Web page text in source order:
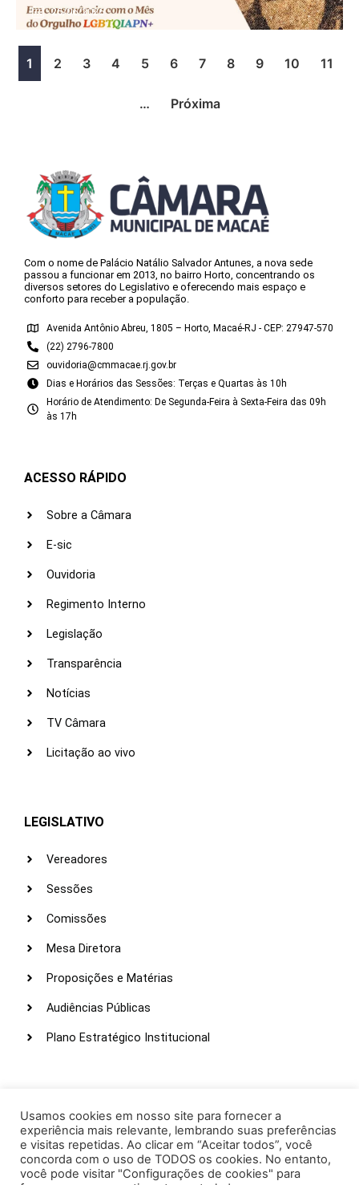
25/06/2026
1 2 3 4 5 6 7 8 9 10 11
… Próxima
Com o nome de Palácio Natálio Salvador Antunes, a nova sede
passou a funcionar em 2013, no bairro Horto, concentrando os
diversos setores do Legislativo e oferecendo mais espaço e
conforto para receber a população.
Avenida Antônio Abreu, 1805 – Horto, Macaé-RJ - CEP: 27947-570
(22) 2796-7800
ouvidoria@cmmacae.rj.gov.br
Dias e Horários das Sessões: Terças e Quartas às 10h
Horário de Atendimento: De Segunda-Feira à Sexta-Feira das 09h
às 17h
ACESSO RÁPIDO
Sobre a Câmara
E-sic
Ouvidoria
Regimento Interno
Legislação
Transparência
Notícias
TV Câmara
Licitação ao vivo
LEGISLATIVO
Vereadores
Sessões
Comissões
Mesa Diretora
Proposições e Matérias
Audiências Públicas
Plano Estratégico Institucional
Webmail
Intranet
Administração
Usamos cookies em nosso site para fornecer a
experiência mais relevante, lembrando suas preferências
e visitas repetidas. Ao clicar em “Aceitar todos”, você
concorda com o uso de TODOS os cookies. No entanto,
você pode visitar "Configurações de cookies" para